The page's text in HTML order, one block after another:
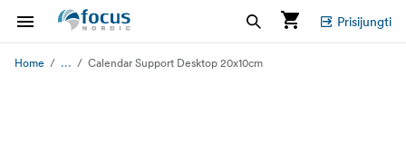
Prisijungti
Home ... Calendar Support Desktop 20x10cm